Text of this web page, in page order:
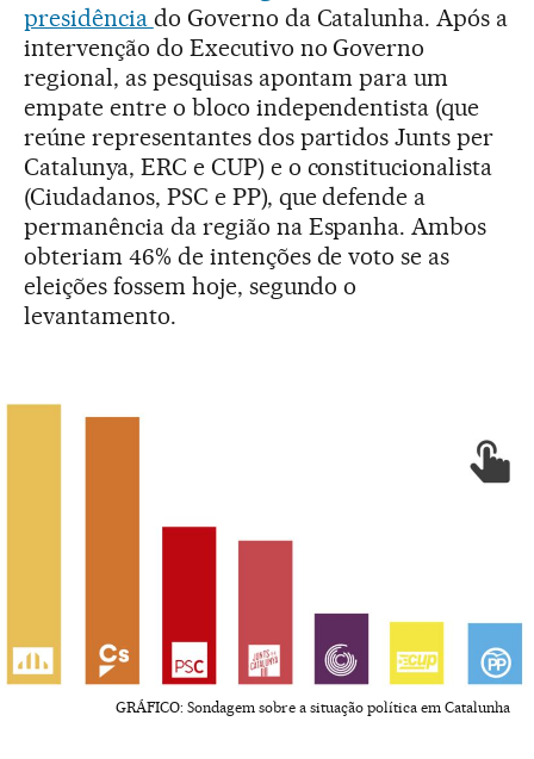
presidência do Governo da Catalunha. Após a
intervenção do Executivo no Governo
regional, as pesquisas apontam para um
empate entre o bloco independentista (que
reúne representantes dos partidos Junts per
Catalunya, ERC e CUP) e o constitucionalista
(Ciudadanos, PSC e PP), que defende a
permanência da região na Espanha. Ambos
obteriam 46% de intenções de voto se as
eleições fossem hoje, segundo o
levantamento.
GRÁFICO: Sondagem sobre a situação política em Catalunha